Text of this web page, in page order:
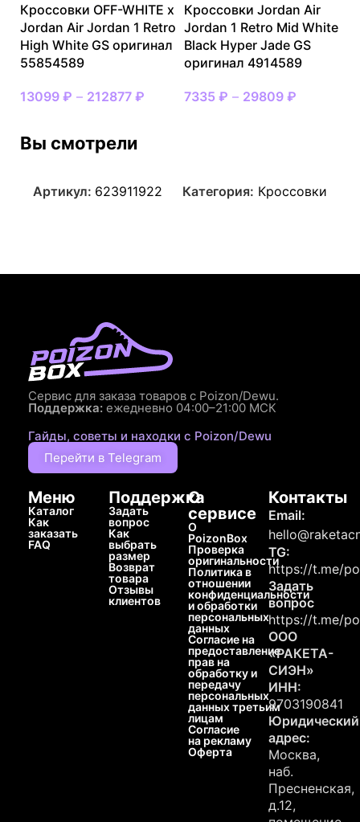
Кроссовки OFF-WHITE x
Jordan Air Jordan 1 Retro
High White GS оригинал
55854589
13099 ₽ – 212877 ₽
Кроссовки Jordan Air
Jordan 1 Retro Mid White
Black Hyper Jade GS
оригинал 4914589
7335 ₽ – 29809 ₽
Вы смотрели
Артикул: 623911922 Категория: Кроссовки
Сервис для заказа товаров с Poizon/Dewu.
Поддержка: ежедневно 04:00–21:00 МСК
Гайды, советы и находки с Poizon/Dewu
Перейти в Telegram
Меню
Каталог
Как
заказать
FAQ
Поддержка
Задать
вопрос
Как
выбрать
размер
Возврат
товара
Отзывы
клиентов
О
сервисе
О
PoizonBox
Проверка
оригинальности
Политика в
отношении
конфиденциальности
и обработки
персональных
данных
Согласие на
предоставление
прав на
обработку и
передачу
персональных
данных третьим
лицам
Согласие
на рекламу
Оферта
Контакты
Email:
TG:
https://t.me/
Задать
вопрос
https://t.me/
ООО
«РАКЕТА-
СИЭН»
ИНН:
9703190841
Юридический
адрес:
Москва,
наб.
Пресненская,
д.12,